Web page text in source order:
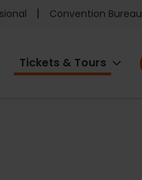
Convention Bureau
Tickets & Tours